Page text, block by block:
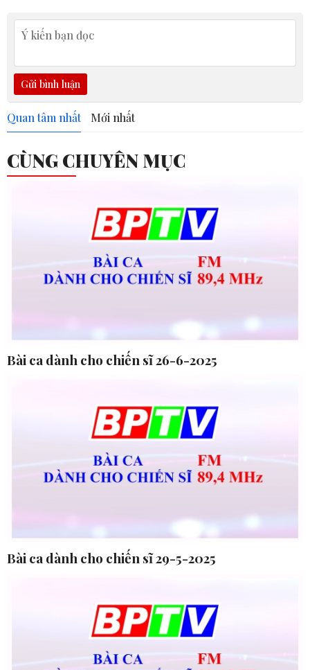
Gửi bình luận
Quan tâm nhất Mới nhất
CÙNG CHUYÊN MỤC
Bài ca dành cho chiến sĩ 26-6-2025
Bài ca dành cho chiến sĩ 29-5-2025